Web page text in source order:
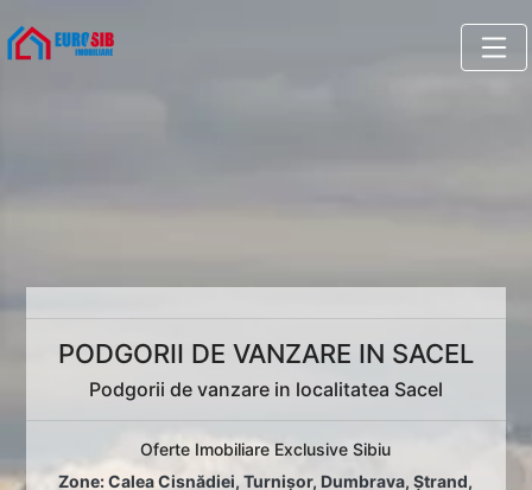
PODGORII DE VANZARE IN SACEL
Podgorii de vanzare in localitatea Sacel
Oferte Imobiliare Exclusive Sibiu
Zone:Calea Cisnădiei,Turnișor, Dumbrava,Ștrand,